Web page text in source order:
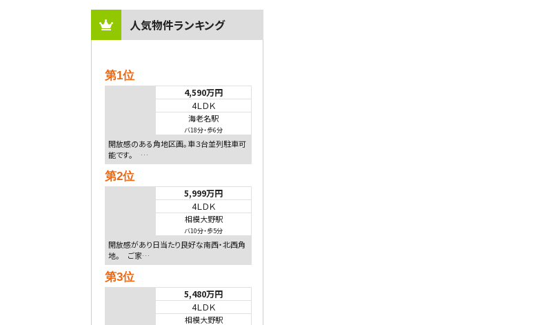
人気物件ランキング
第1位
4,590万円
4ＬＤＫ
海老名駅
バ18分・歩6分
開放感のある角地区画。車３台並列駐車可
能です。 …
第2位
5,999万円
4ＬＤＫ
相模大野駅
バ10分・歩5分
開放感があり日当たり良好な南西・北西角
地。 ご家…
第3位
5,480万円
4ＬＤＫ
相模大野駅